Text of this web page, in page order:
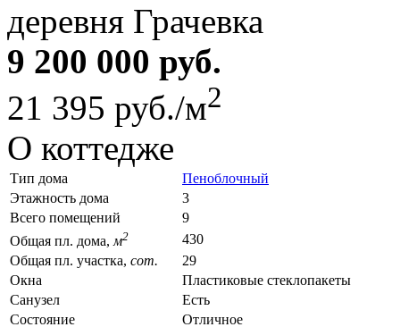
деревня Грачевка
9 200 000 руб.
21 395 руб./м2
О коттедже
Тип дома
Пеноблочный
Этажность дома
3
Всего помещений
9
Общая пл. дома, м2
430
Общая пл. участка, сот.
29
Окна
Пластиковые стеклопакеты
Санузел
Есть
Состояние
Отличное